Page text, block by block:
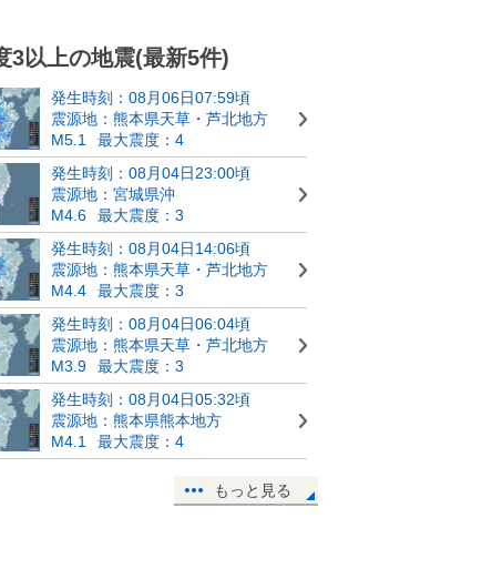
3以上の地震(最新5件)
発生時刻：08月06日07:59頃
震源地：熊本県天草・芦北地方
M5.1
最大震度：4
発生時刻：08月04日23:00頃
震源地：宮城県沖
M4.6
最大震度：3
発生時刻：08月04日14:06頃
震源地：熊本県天草・芦北地方
M4.4
最大震度：3
発生時刻：08月04日06:04頃
震源地：熊本県天草・芦北地方
M3.9
最大震度：3
発生時刻：08月04日05:32頃
震源地：熊本県熊本地方
M4.1
最大震度：4
もっと見る